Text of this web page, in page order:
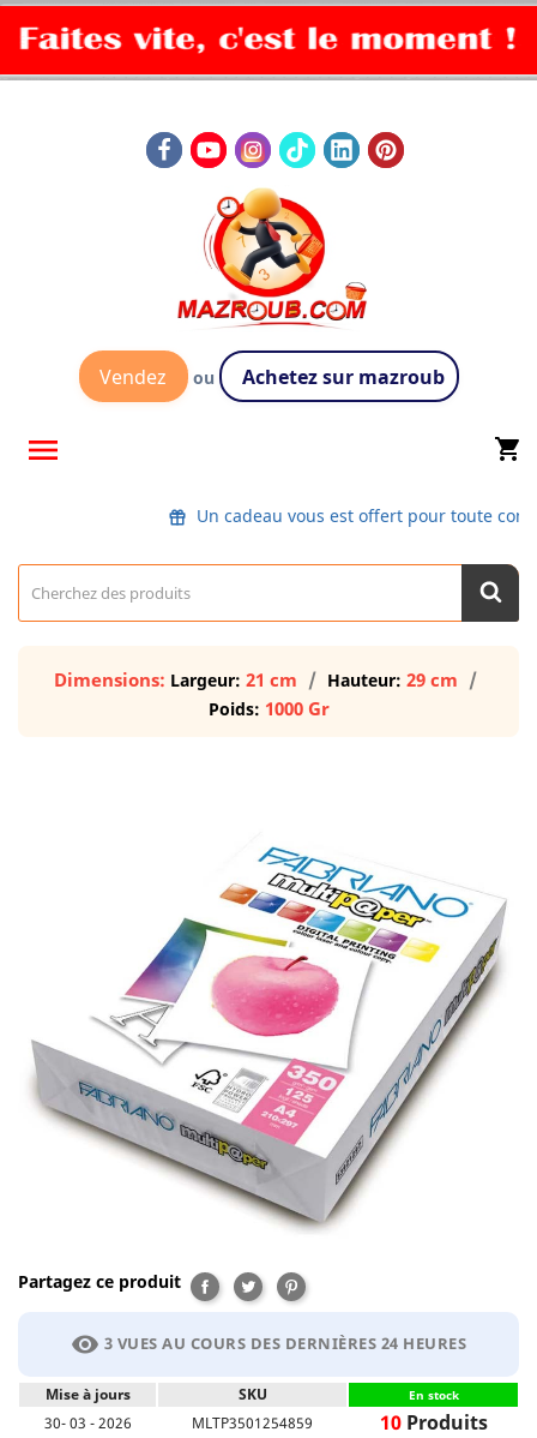
Vendez ou Achetez sur mazroub
 shopping_cart
Un cadeau vous est offert pour toute
Dimensions: Largeur: 21 cm Hauteur: 29 cm
Poids: 1000 Gr
Partagez ce produit Partager
TweetPinterest
visibility 3 VUES AU COURS DES DERNIÈRES 24 HEURES
Mise à jours SKU En stock
30- 03 - 2026 MLTP3501254859 10Produits